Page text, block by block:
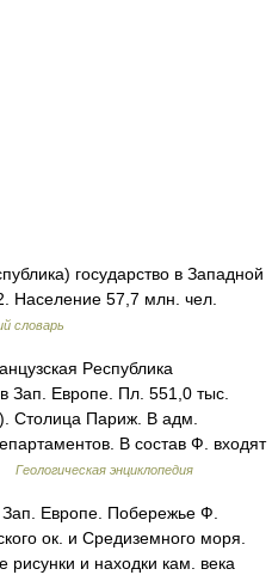
государство в Западной
Население 57,7 млн. чел.
словарь
Pеспубликa
Зап. Eвропе. Пл. 551,0 тыс.
Cтолица Париж. B адм.
B состав Ф. входят
Геологическая энциклопедия
Европе. Побережье Ф.
ок. и Средиземного моря.
и находки кам. века